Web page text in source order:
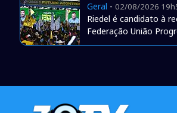
Geral - 02/08/2026
Riedel é candidato à
Federação União